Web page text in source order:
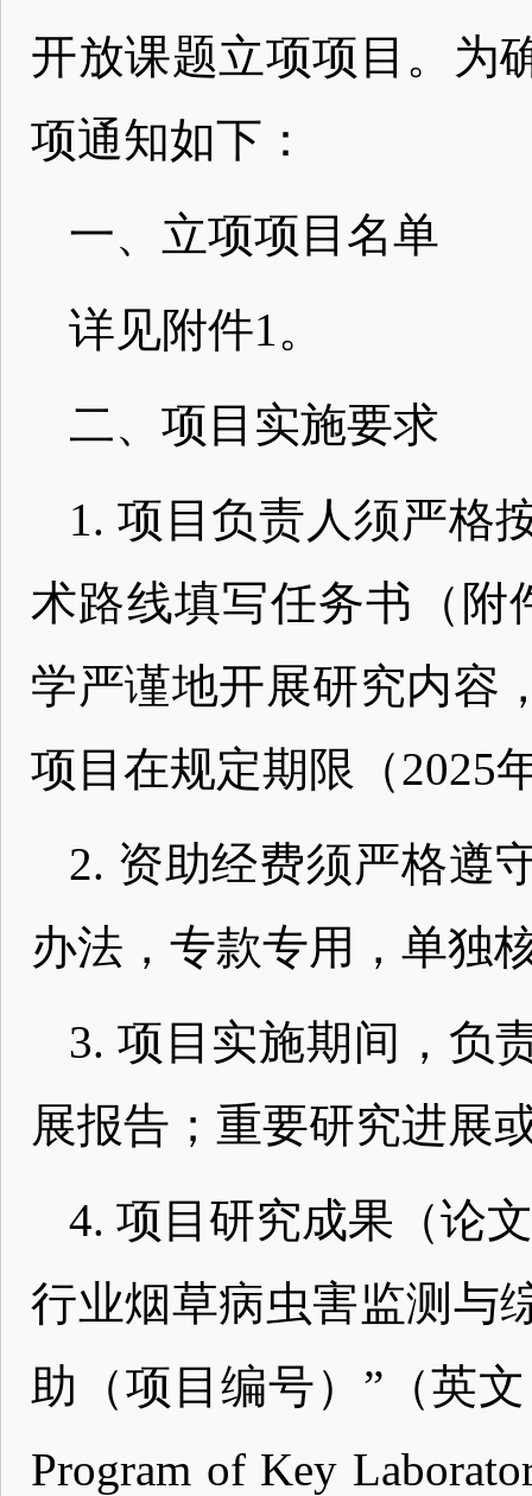
开放课题立项项目。为
项通知如下：
一、立项项目名单
详见附件1。
二、项目实施要求
1. 项目负责人须严格
术路线填写任务书（附
学严谨地开展研究内容
项目在规定期限（2025
2. 资助经费须严格遵
办法，专款专用，单独
3. 项目实施期间，负
展报告；重要研究进展
4. 项目研究成果（论
行业烟草病虫害监测与
助（项目编号）”（英文
Program of Key